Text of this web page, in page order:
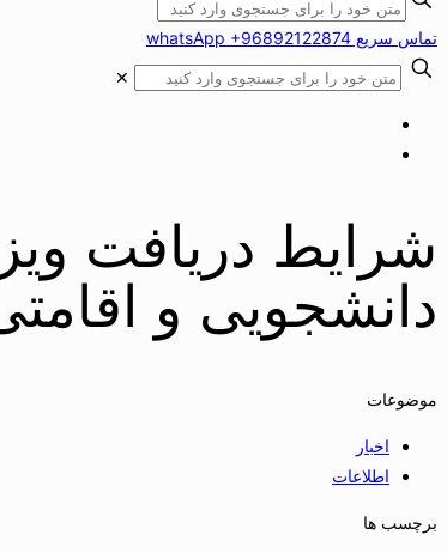
تماس سریع whatsApp +96892122874
✕
دانشجویی و
موضوعات
اخبار
اطلاعات
برچسب ها